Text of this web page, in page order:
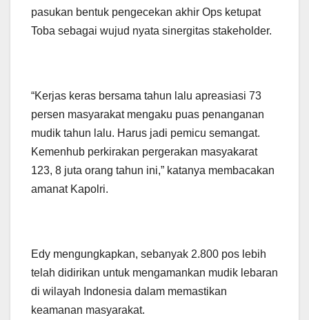
pasukan bentuk pengecekan akhir Ops ketupat
Toba sebagai wujud nyata sinergitas stakeholder.
“Kerjas keras bersama tahun lalu apreasiasi 73
persen masyarakat mengaku puas penanganan
mudik tahun lalu. Harus jadi pemicu semangat.
Kemenhub perkirakan pergerakan masyakarat
123, 8 juta orang tahun ini,” katanya membacakan
amanat Kapolri.
Edy mengungkapkan, sebanyak 2.800 pos lebih
telah didirikan untuk mengamankan mudik lebaran
di wilayah Indonesia dalam memastikan
keamanan masyarakat.